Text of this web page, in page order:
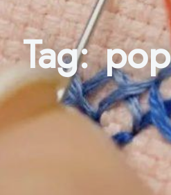
Tag: